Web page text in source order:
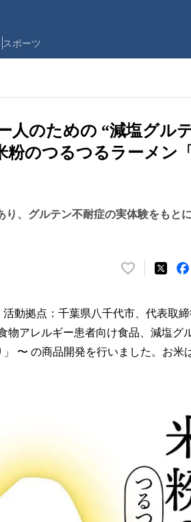
スポーツ
人のための “減塩グル
粉のつるつるラーメン
、グルテン不耐症の実体験をもと
い
！
数
を
読
動拠点：千葉県八千代市、代表取
物アレルギー患者向け食品、減塩グ
〜 の商品開発を行いました。お米